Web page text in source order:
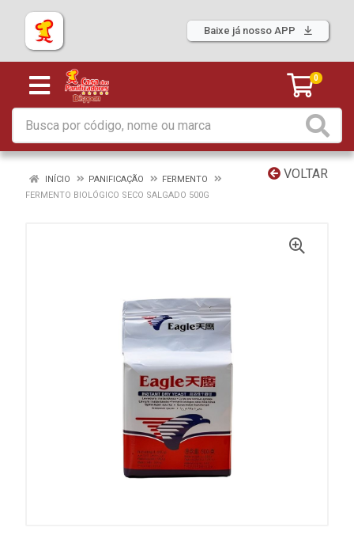
Baixe já nosso APP
0
VOLTAR
INÍCIO PANIFICAÇÃO
FERMENTO
FERMENTO BIOLÓGICO SECO SALGADO 500G